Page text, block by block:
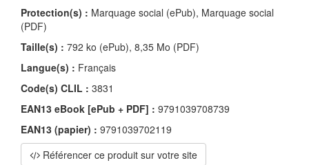
Protection(s) : Marquage social (ePub), Marquage social
(PDF)
Taille(s) : 792 ko (ePub), 8,35 Mo (PDF)
Langue(s) : Français
Code(s) CLIL : 3831
EAN13 eBook [ePub + PDF] : 9791039708739
EAN13 (papier) : 9791039702119
Référencer ce produit sur votre site